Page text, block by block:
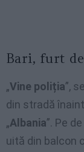
Bari, furt
„Vine poliția”,
din stradă
„Albania”. Pe
uită din balcon